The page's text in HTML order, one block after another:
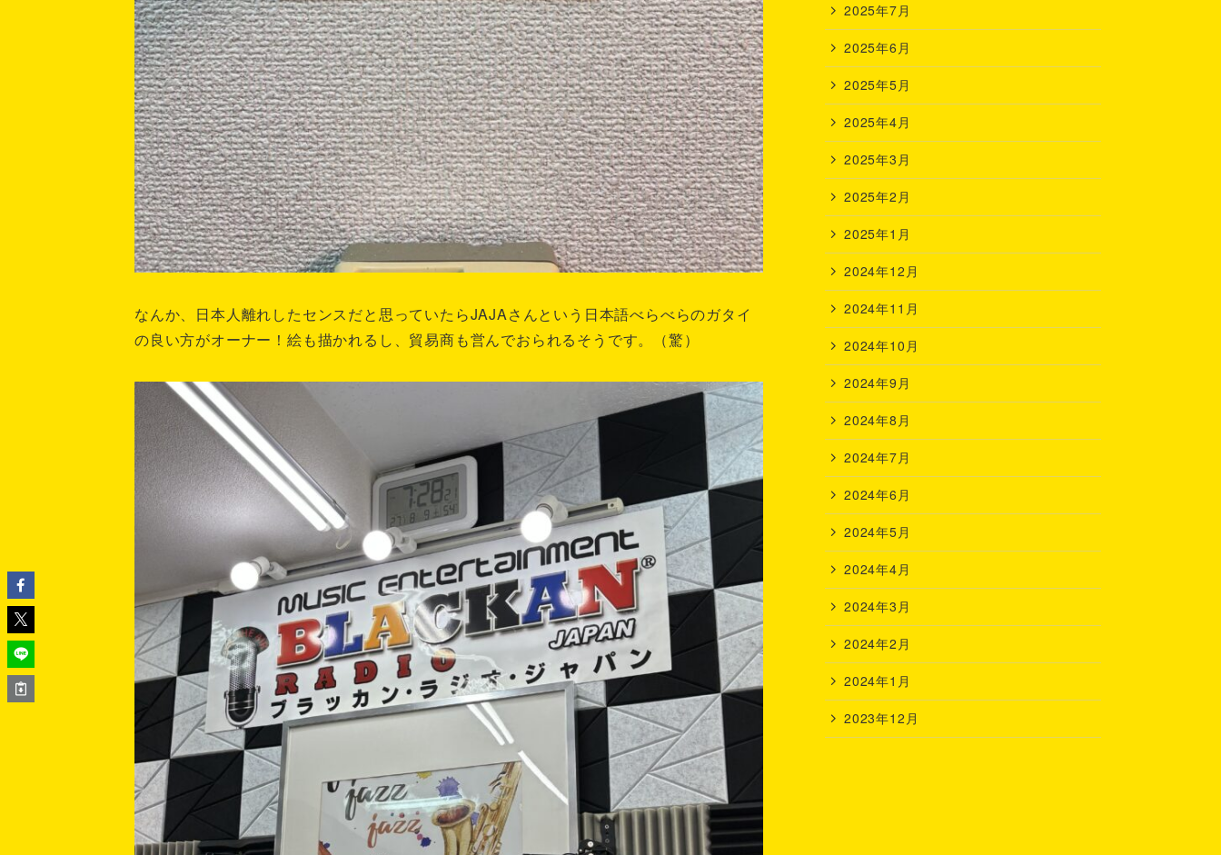
なんか、日本人離れしたセンスだと思っていたらJAJAさんという日本語べらべらのガタイ
の良い方がオーナー！絵も描かれるし、貿易商も営んでおられるそうです。（驚）
2025年7月
2025年6月
2025年5月
2025年4月
2025年3月
2025年2月
2025年1月
2024年12月
2024年11月
2024年10月
2024年9月
2024年8月
2024年7月
2024年6月
2024年5月
2024年4月
2024年3月
2024年2月
2024年1月
2023年12月